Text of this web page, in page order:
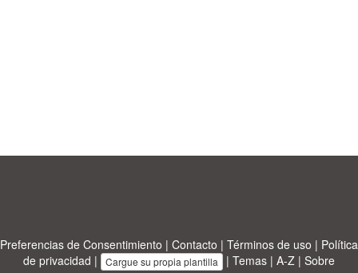
Preferencias de Consentimiento | Contacto | Términos de uso | Política
de privacidad | Cargue su propia plantilla | Temas | A-Z | Sobre